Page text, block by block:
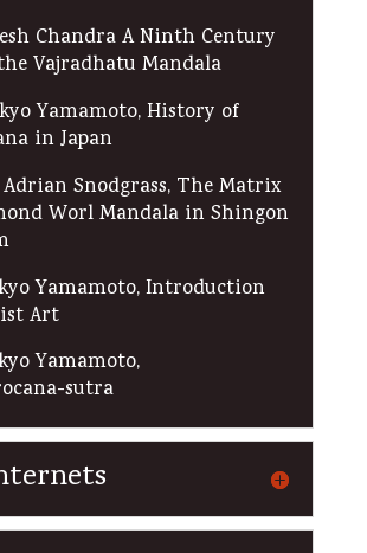
Chandra A Ninth Century
Vajradhatu Mandala
Yamamoto, History of
in Japan
Adrian Snodgrass, The Matrix
Worl Mandala in Shingon
Yamamoto, Introduction
Art
Yamamoto,
sutra